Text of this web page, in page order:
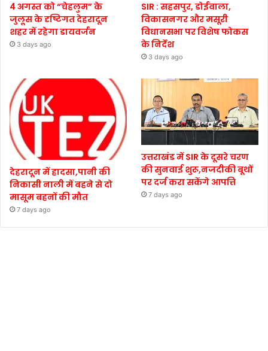
4 अगस्त को “चेहलुम” के
जुलूस के दृष्टिगत देहरादून
शहर में रहेगा डायवर्जन
3 days ago
SIR : सहसपुर, डोईवाला,
विकासनगर और मसूरी
विधानसभा पर विशेष फोकस
के निर्देश
3 days ago
देहरादून में हादसा,पानी की
निकासी नाली में बहने से दो
मासूम बहनों की मौत
7 days ago
उत्तराखंड में SIR के दूसरे चरण
की सुनवाई शुरू,नजदीकी बूथों
पर दर्ज करा सकेंगे आपत्ति
7 days ago